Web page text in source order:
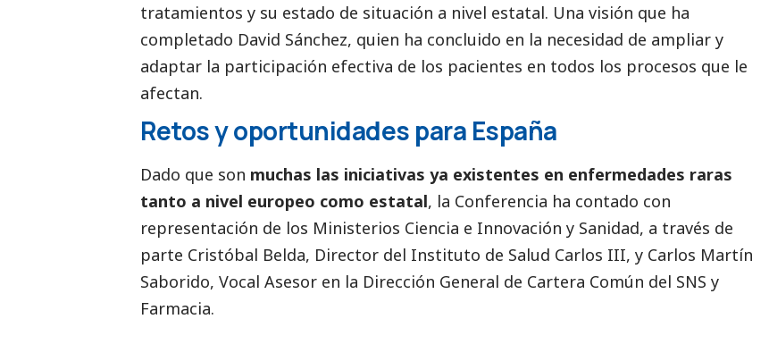
tratamientos y su estado de situación a nivel estatal. Una visión que ha
completado David Sánchez, quien ha concluido en la necesidad de ampliar y
adaptar la participación efectiva de los pacientes en todos los procesos que le
afectan.
Retos y oportunidades para España
Dado que son muchas las iniciativas ya existentes en enfermedades raras
tanto a nivel europeo como estatal, la Conferencia ha contado con
representación de los Ministerios Ciencia e Innovación y Sanidad, a través de
parte Cristóbal Belda, Director del Instituto de Salud Carlos III, y Carlos Martín
Saborido, Vocal Asesor en la Dirección General de Cartera Común del SNS y
Farmacia.